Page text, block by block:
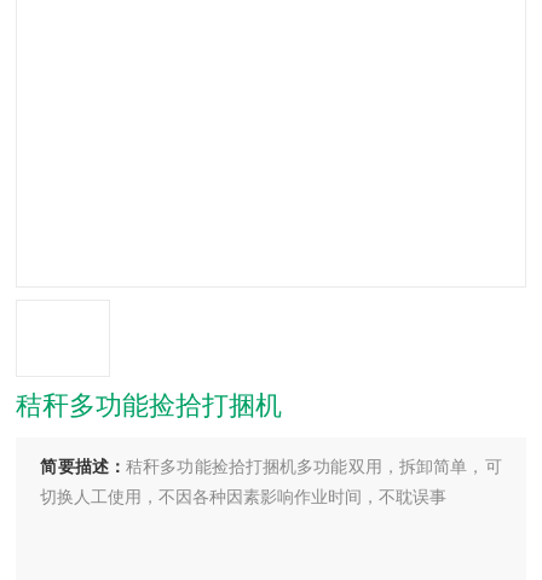
秸秆多功能捡拾打捆机
简要描述：秸秆多功能捡拾打捆机多功能双用，拆卸简单，可
切换人工使用，不因各种因素影响作业时间，不耽误事